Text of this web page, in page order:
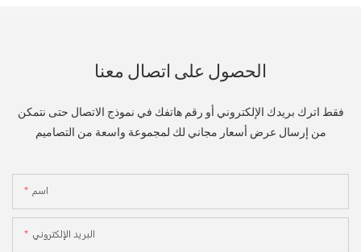
الحصول على اتصال معنا
فقط اترك بريدك الإلكتروني أو رقم هاتفك في نموذج الاتصال حتى نتمكن
من إرسال عرض أسعار مجاني لك لمجموعة واسعة من التصاميم
اسم
البريد الإلكتروني